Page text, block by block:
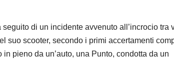
di un incidente avvenuto all’incrocio tra
suo scooter, secondo i primi accertamenti
pieno da un’auto, una Punto, condotta da un